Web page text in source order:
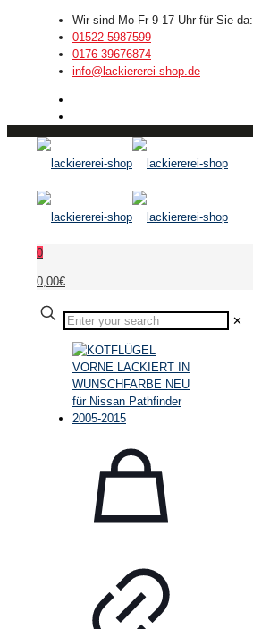
Wir sind Mo-Fr 9-17 Uhr für Sie da:
01522 5987599
0176 39676874
info@lackiererei-shop.de
0
0,00€
✕